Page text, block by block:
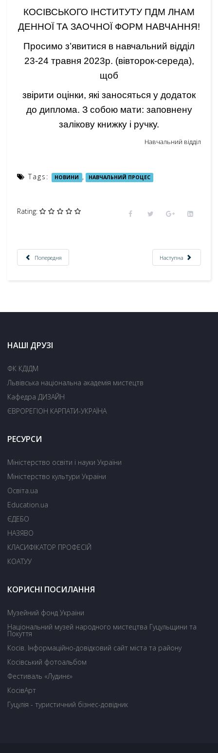
КОСІВСЬКОГО ІНСТИТУТУ ПДМ ЛНАМ
ДЕННОЇ ТА ЗАОЧНОЇ ФОРМ НАВЧАННЯ!
Просимо з’явитися в навчальний відділ
23-24 травня 2023р. (вівторок-середа),
щоб
звірити оцінки, які заносяться у додаток
до диплома. З собою мати: заповнену
залікову книжку і ручку.
Навчальний відділ
Tags: НОВИНИ , НАВЧАЛЬНИЙ ПРОЦЕС
Rating:
Попередня Наступна
НАШІ ДРУЗІ
ФК КДІДМ
Львівська національна академія мистецтв
Кафедра ДИЗАЙН
ЄВРОРЕГІОН КАРПАТИ-УКРАЇНА
РЕСУРСИ
Міністерство освіти і науки України
Міністерство культури України
Освіта.ua
Education.ua
ЄДЕБО
НАЗЯВО
КЛАСИФІКАТОР ПРОФЕСІЙ
КОАТУУ
КОРИСНІ ПОСИЛАННЯ
Музейний фонд України
Національний музей народного мистецтва Гуцульщини та
Покуття
Косів. Інформаційно-довідковий сайт міста та району
Косівський фотоальбом
Фестиваль «Лудинє»
КосівАрт
Гуцулія - туристичний бізнес-довідник